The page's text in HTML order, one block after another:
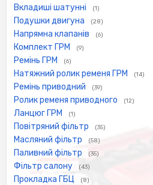
Вкладиші шатунні (1)
Подушки двигуна (28)
Напрямна клапанів (6)
Комплект ГРМ (9)
Ремінь ГРМ (6)
Натяжний ролик ременя ГРМ (14)
Ремінь приводний (39)
Ролик ременя приводного (12)
Ланцюг ГРМ (1)
Повітряний фільтр (35)
Масляний фільтр (58)
Паливний фільтр (35)
Фільтр салону (43)
Прокладка ГБЦ (8)